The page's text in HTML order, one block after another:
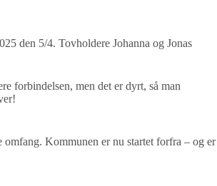
den 5/4. Tovholdere Johanna og Jonas
forbindelsen, men det er dyrt, så man
Kommunen er nu startet forfra – og er